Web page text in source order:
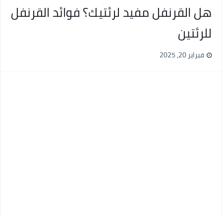
هل القرنفل مفيد لرئتيك؟ فوائد القرنفل
للرئتين
فبراير 20, 2025